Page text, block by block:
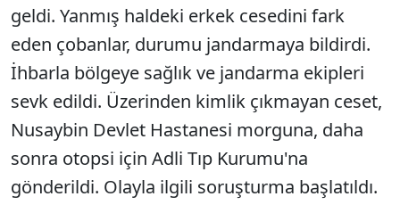
geldi. Yanmış haldeki erkek cesedini fark
eden çobanlar, durumu jandarmaya bildirdi.
İhbarla bölgeye sağlık ve jandarma ekipleri
sevk edildi. Üzerinden kimlik çıkmayan ceset,
Nusaybin Devlet Hastanesi morguna, daha
sonra otopsi için Adli Tıp Kurumu'na
gönderildi. Olayla ilgili soruşturma başlatıldı.